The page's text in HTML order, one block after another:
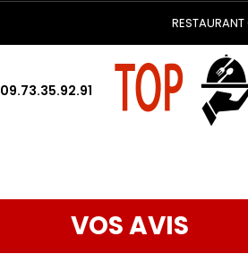
RESTAURANT
09.73.35.92.91
VOS AVIS